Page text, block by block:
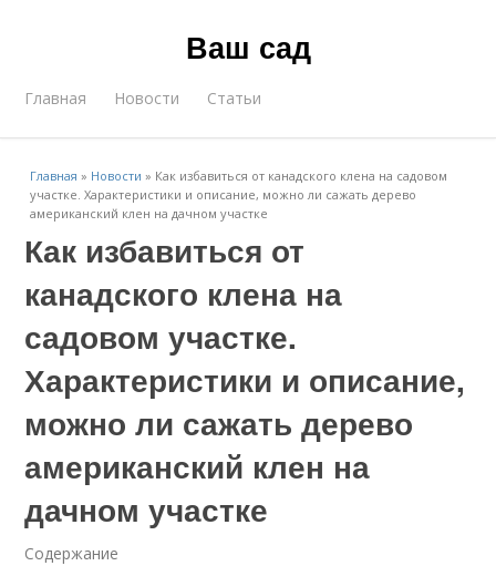
Ваш сад
Главная Новости Статьи
Главная » Новости » Как избавиться от канадского клена на садовом
участке. Характеристики и описание, можно ли сажать дерево
американский клен на дачном участке
Как избавиться от
канадского клена на
садовом участке.
Характеристики и описание,
можно ли сажать дерево
американский клен на
дачном участке
Содержание